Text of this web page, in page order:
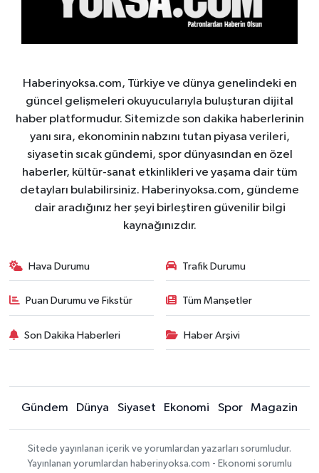
Haberinyoksa.com, Türkiye ve dünya genelindeki en
güncel gelişmeleri okuyucularıyla buluşturan dijital
haber platformudur. Sitemizde son dakika haberlerinin
yanı sıra, ekonominin nabzını tutan piyasa verileri,
siyasetin sıcak gündemi, spor dünyasından en özel
haberler, kültür-sanat etkinlikleri ve yaşama dair tüm
detayları bulabilirsiniz. Haberinyoksa.com, gündeme
dair aradığınız her şeyi birleştiren güvenilir bilgi
kaynağınızdır.
Hava Durumu Trafik Durumu
Puan Durumu ve Fikstür Tüm Manşetler
Son Dakika Haberleri Haber Arşivi
Gündem Dünya Siyaset Ekonomi Spor Magazin
Sitede yayınlanan içerik ve yorumlardan yazarları sorumludur.
Yayınlanan yorumlardan haberinyoksa.com - Ekonomi sorumlu